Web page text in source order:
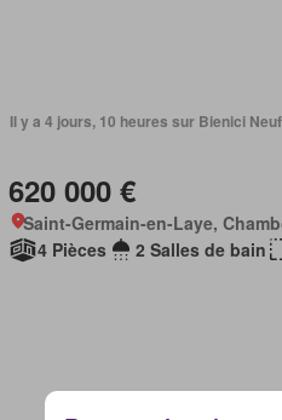
Il y a 4 jours, 10 heures sur Bienici Neuf
620 000 €
Saint-Germain-en-Laye,
4 Pièces
2 Salles de bain